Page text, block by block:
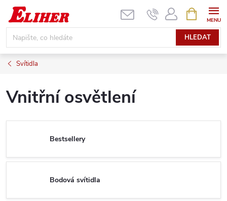
Přejít
obsah
HLEDAT
NÁKUPNÍ
KOŠÍK
Svítidla
Vnitřní osvětlení
Bestsellery
Bodová svítidla